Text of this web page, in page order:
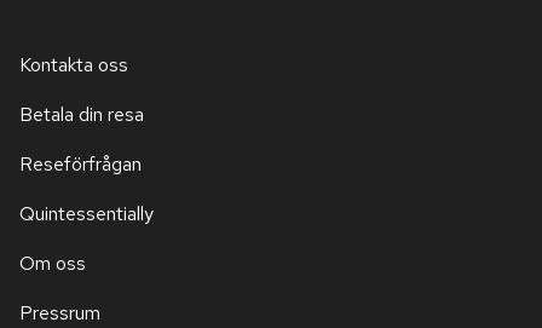
Kontakta oss
Betala din resa
Reseförfrågan
Quintessentially
Om oss
Pressrum